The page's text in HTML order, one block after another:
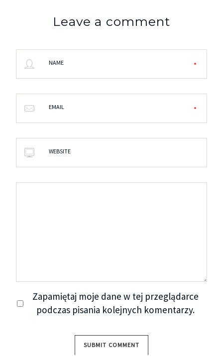
Leave a comment
NAME
EMAIL
WEBSITE
Zapamiętaj moje dane w tej przeglądarce
podczas pisania kolejnych komentarzy.